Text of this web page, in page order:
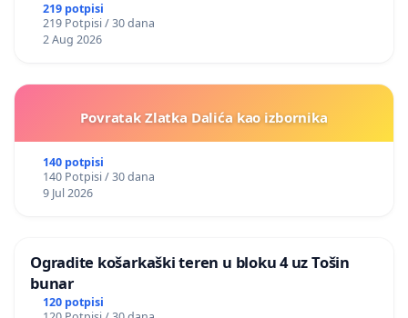
219 potpisi
219 Potpisi / 30 dana
2 Aug 2026
Povratak Zlatka Dalića kao izbornika
140 potpisi
140 Potpisi / 30 dana
9 Jul 2026
Ogradite košarkaški teren u bloku 4 uz Tošin
bunar
120 potpisi